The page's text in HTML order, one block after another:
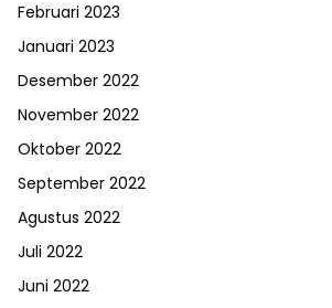
Februari 2023
Januari 2023
Desember 2022
November 2022
Oktober 2022
September 2022
Agustus 2022
Juli 2022
Juni 2022